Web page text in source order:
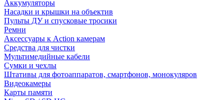
Аккумуляторы
Насадки и крышки на объектив
Пульты ДУ и спусковые тросики
Ремни
Аксессуары к Action камерам
Средства для чистки
Мультимедийные кабели
Сумки и чехлы
Штативы для фотоаппаратов, смартфонов, монокуляров
Видеокамеры
Карты памяти